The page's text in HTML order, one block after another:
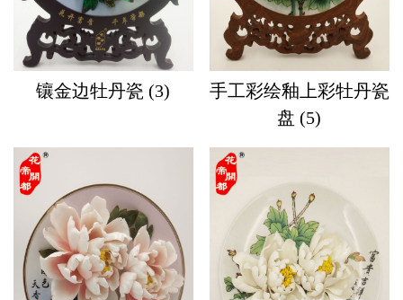
镶金边牡丹瓷 (3)
手工彩绘釉上彩牡丹瓷
盘 (5)